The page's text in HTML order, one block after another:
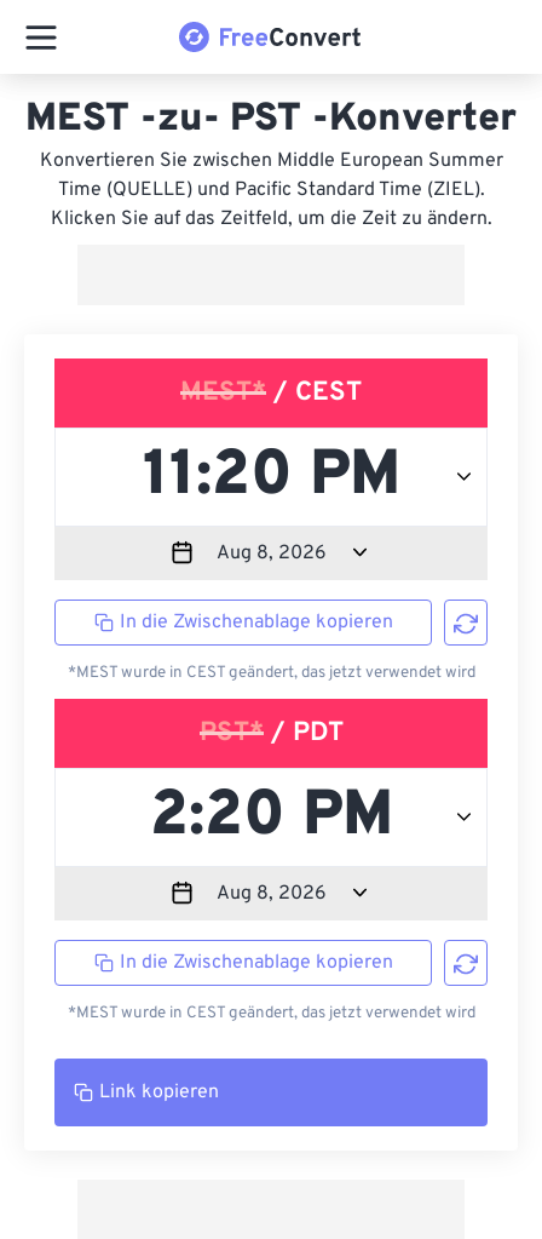
MEST -zu- PST -Konverter
Konvertieren Sie zwischen Middle European Summer
Time (QUELLE) und Pacific Standard Time (ZIEL).
Klicken Sie auf das Zeitfeld, um die Zeit zu ändern.
MEST* / CEST
In die Zwischenablage kopieren
*MEST wurde in CEST geändert, das jetzt verwendet wird
PST*/ PDT
In die Zwischenablage kopieren
*MEST wurde in CEST geändert, das jetzt verwendet wird
Link kopieren